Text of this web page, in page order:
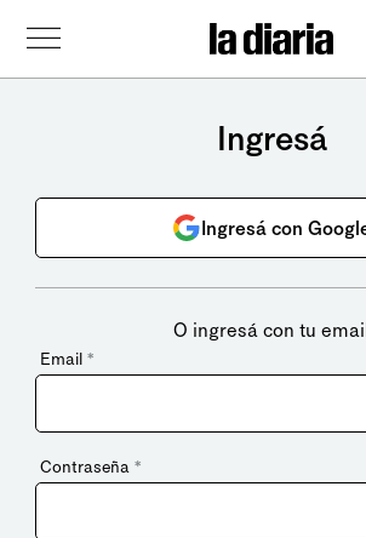
Ingresá
Ingresá con
O ingresá con tu
Email *
Contraseña *